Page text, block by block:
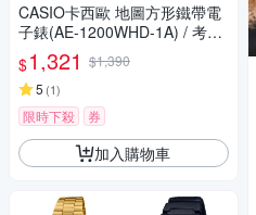
CASIO卡西歐 地圖方形鐵帶電
子錶(AE-1200WHD-1A) / 考試
錶
$1,321 $1,390
5 (1)
限時下殺 券
加入購物車